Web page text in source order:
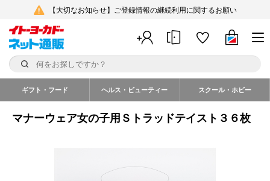
【大切なお知らせ】ご登録情報の継続利用に関するお願い
ギフト・フード ヘルス・ビューティー スクール・ホビー
マナーウェア女の子用Ｓトラッドテイスト３６枚